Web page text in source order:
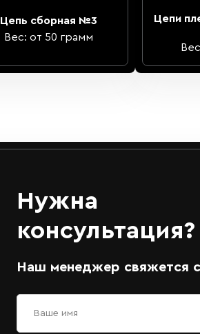
Цепь сборная №3
Вес: от 50 грамм
Цепи
Нужна
консультация?
Наш менеджер свяжется